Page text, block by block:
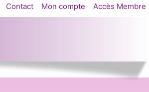
Contact Mon compte Accès Membre